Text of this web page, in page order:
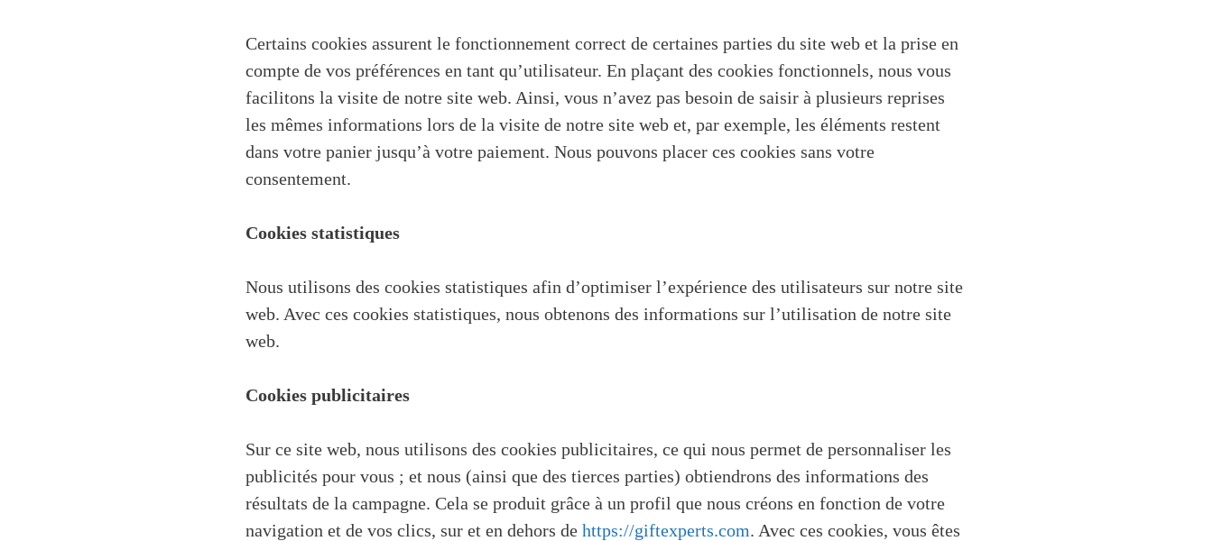
Certains cookies assurent le fonctionnement correct de certaines parties du site web et la prise en
compte de vos préférences en tant qu’utilisateur. En plaçant des cookies fonctionnels, nous vous
facilitons la visite de notre site web. Ainsi, vous n’avez pas besoin de saisir à plusieurs reprises
les mêmes informations lors de la visite de notre site web et, par exemple, les éléments restent
dans votre panier jusqu’à votre paiement. Nous pouvons placer ces cookies sans votre
consentement.
Cookies statistiques
Nous utilisons des cookies statistiques afin d’optimiser l’expérience des utilisateurs sur notre site
web. Avec ces cookies statistiques, nous obtenons des informations sur l’utilisation de notre site
web.
Cookies publicitaires
Sur ce site web, nous utilisons des cookies publicitaires, ce qui nous permet de personnaliser les
publicités pour vous ; et nous (ainsi que des tierces parties) obtiendrons des informations des
résultats de la campagne. Cela se produit grâce à un profil que nous créons en fonction de votre
navigation et de vos clics, sur et en dehors de https://giftexperts.com. Avec ces cookies, vous êtes